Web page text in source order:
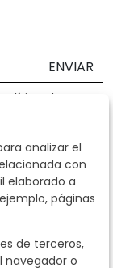
ENVIAR
Política de
que sus
Segre con la
ejercitar los
y demás
vigente
el envío de
mail a
analizar el
con
elaborado a
páginas
de terceros,
navegador o